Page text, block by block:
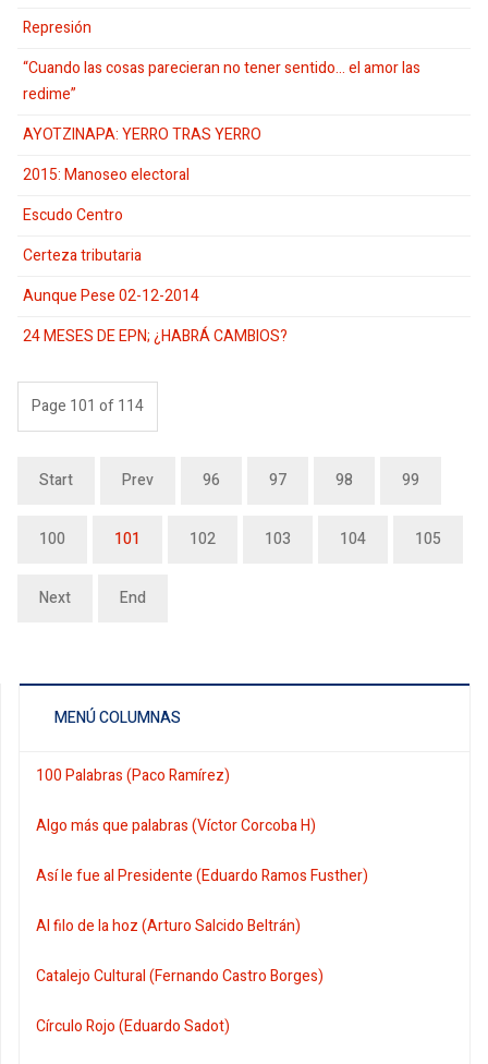
Represión
“Cuando las cosas parecieran no tener sentido… el amor las
redime”
AYOTZINAPA: YERRO TRAS YERRO
2015: Manoseo electoral
Escudo Centro
Certeza tributaria
Aunque Pese 02-12-2014
24 MESES DE EPN; ¿HABRÁ CAMBIOS?
Page 101 of 114
Start Prev 96 97 98 99
100 101 102 103 104 105
Next End
MENÚ COLUMNAS
100 Palabras (Paco Ramírez)
Algo más que palabras (Víctor Corcoba H)
Así le fue al Presidente (Eduardo Ramos Fusther)
Al filo de la hoz (Arturo Salcido Beltrán)
Catalejo Cultural (Fernando Castro Borges)
Círculo Rojo (Eduardo Sadot)